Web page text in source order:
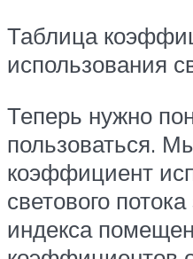
Таблица
использования
Теперь нужно
пользоваться.
коэффициент
светового
индекса